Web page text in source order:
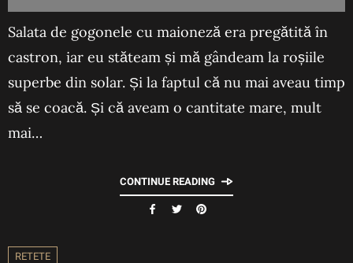
Salata de gogonele cu maioneză era pregătită în
castron, iar eu stăteam și mă gândeam la roșiile
superbe din solar. Și la faptul că nu mai aveau timp
să se coacă. Și că aveam o cantitate mare, mult
mai…
CONTINUE READING
RETETE